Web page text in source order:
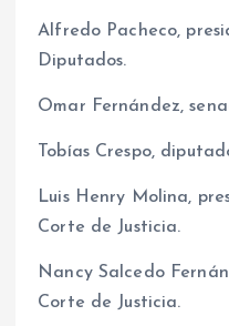
Alfredo Pacheco,
Diputados.
Omar Fernández,
Tobías Crespo,
Luis Henry Molina,
Corte de Justicia.
Nancy Salcedo
Corte de Justicia.